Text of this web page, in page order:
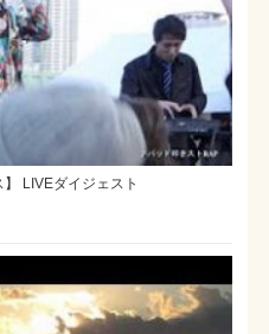
LIVEダイジェスト